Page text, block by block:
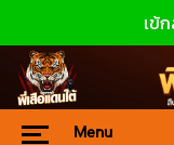
เข้
Menu